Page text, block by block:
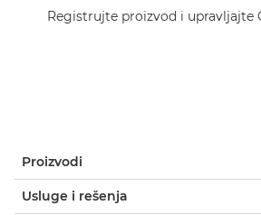
Registrujte proizvod i upravljajte
Proizvodi
Usluge i rešenja